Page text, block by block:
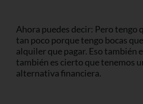
Ahora puedes decir: Pero tengo
tan poco porque tengo bocas
alquiler que pagar. Eso también
también es cierto que tenemos
alternativa financiera.